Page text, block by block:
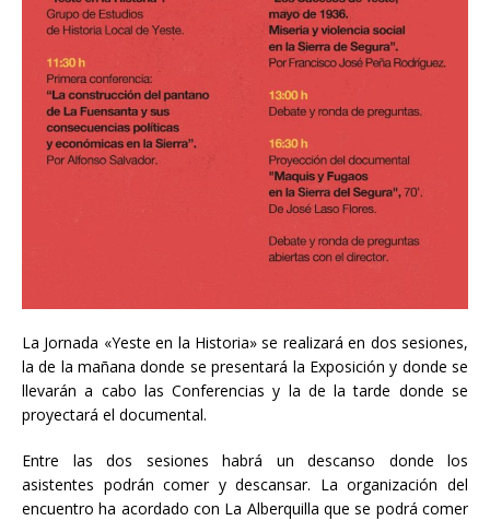
La Jornada «Yeste en la Historia» se realizará en dos sesiones,
la de la mañana donde se presentará la Exposición y donde se
llevarán a cabo las Conferencias y la de la tarde donde se
proyectará el documental.
Entre las dos sesiones habrá un descanso donde los
asistentes podrán comer y descansar. La organización del
encuentro ha acordado con La Alberquilla que se podrá comer